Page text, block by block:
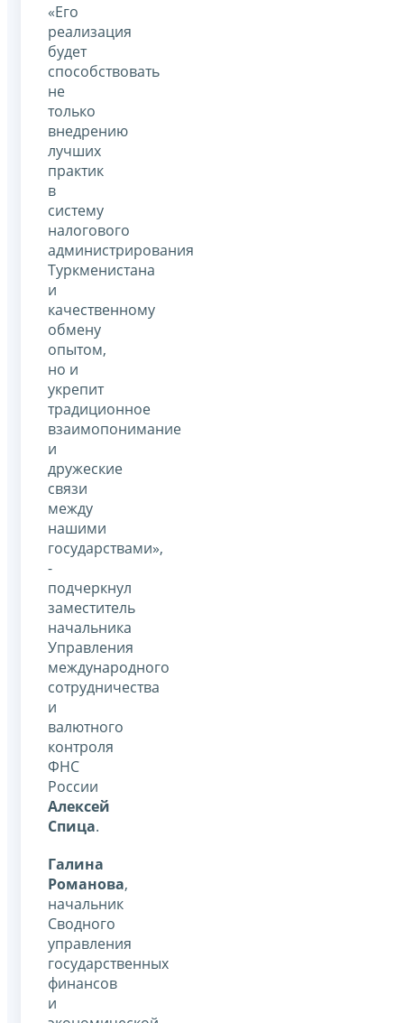
«Его
реализация
будет
способствовать
не
только
внедрению
лучших
практик
в
систему
налогового
администрирования
Туркменистана
и
качественному
обмену
опытом,
но и
укрепит
традиционное
взаимопонимание
и
дружеские
связи
между
нашими
государствами»,
-
подчеркнул
заместитель
начальника
Управления
международного
сотрудничества
и
валютного
контроля
ФНС
России
Алексей
Спица.
Галина
Романова,
начальник
Сводного
управления
государственных
финансов
и